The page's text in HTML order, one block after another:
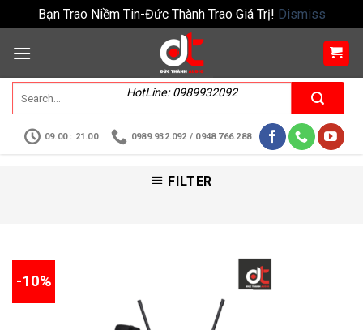
Bạn Trao Niềm Tin-Đức Thành Trao Giá Trị! Dismiss
HotLine: 0989932092
09.00 : 21.00 0989.932.092 / 0948.766.288
FILTER
-10%